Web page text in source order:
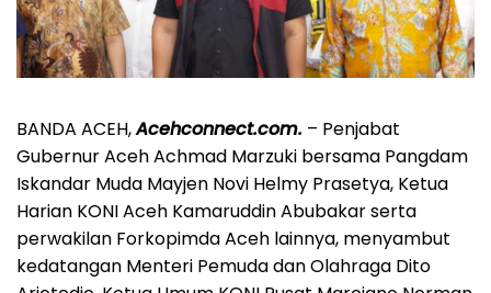
BANDA ACEH,Acehconnect.com. – Penjabat
Gubernur Aceh Achmad Marzuki bersama Pangdam
Iskandar Muda Mayjen Novi Helmy Prasetya, Ketua
Harian KONI Aceh Kamaruddin Abubakar serta
perwakilan Forkopimda Aceh lainnya, menyambut
kedatangan Menteri Pemuda dan Olahraga Dito